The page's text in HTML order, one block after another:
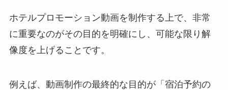
ホテルプロモーション動画を制作する上で、非常
に重要なのがその目的を明確にし、可能な限り解
像度を上げることです。
例えば、動画制作の最終的な目的が「宿泊予約の